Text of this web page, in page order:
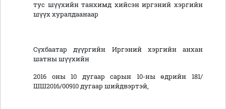
тус шүүхийн танхимд хийсэн иргэний хэргийн
шүүх хуралдаанаар
Сүхбаатар дүүргийн Иргэний хэргийн анхан
шатны шүүхийн
2016 оны 10 дугаар сарын 10-ны өдрийн 181/
ШШ2016/00910 дугаар шийдвэртэй,